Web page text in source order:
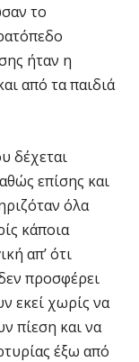
το
ήταν η
από τα παιδιά
δέχεται
επίσης και
όλα
κάποια
απ’ ότι
προσφέρει
εκεί χωρίς να
πίεση και να
έξω από